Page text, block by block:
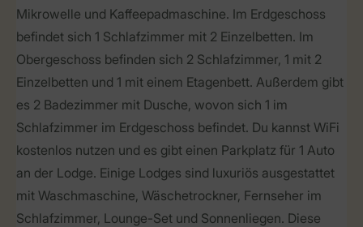
Mikrowelle und Kaffeepadmaschine. Im Erdgeschoss
befindet sich 1 Schlafzimmer mit 2 Einzelbetten. Im
Obergeschoss befinden sich 2 Schlafzimmer, 1 mit 2
Einzelbetten und 1 mit einem Etagenbett. Außerdem gibt
es 2 Badezimmer mit Dusche, wovon sich 1 im
Schlafzimmer im Erdgeschoss befindet. Du kannst WiFi
kostenlos nutzen und es gibt einen Parkplatz für 1 Auto
an der Lodge. Einige Lodges sind luxuriös ausgestattet
mit Waschmaschine, Wäschetrockner, Fernseher im
Schlafzimmer, Lounge-Set und Sonnenliegen. Diese